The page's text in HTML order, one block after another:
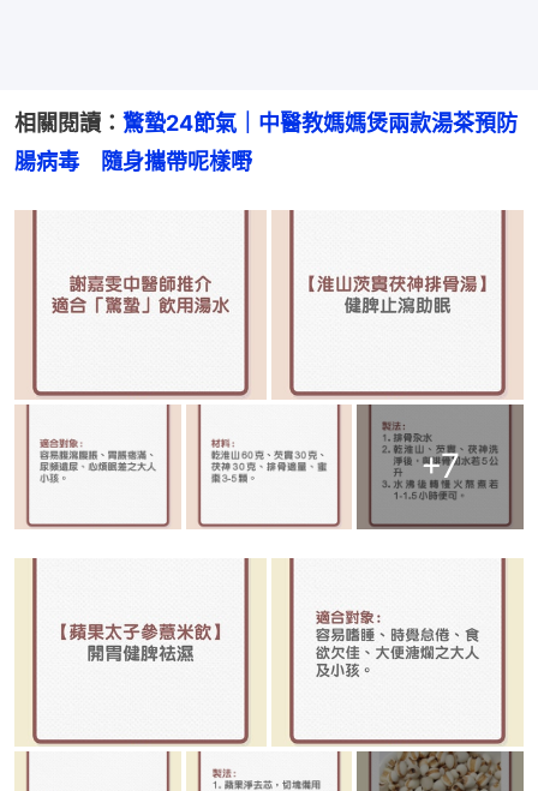
相關閱讀： 驚蟄24節氣｜中醫教媽媽煲兩款湯茶預防
腸病毒　隨身攜帶呢樣嘢
+7